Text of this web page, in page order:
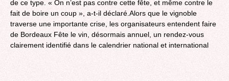
de ce type. « On n’est pas contre cette fête, et même contre le
fait de boire un coup », a-t-il déclaré.Alors que le vignoble
traverse une importante crise, les organisateurs entendent faire
de Bordeaux Fête le vin, désormais annuel, un rendez-vous
clairement identifié dans le calendrier national et international